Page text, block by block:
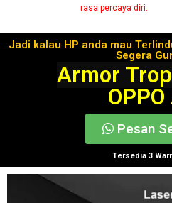
rasa percaya diri.
Jadi kalau HP anda mau
Segera
Armor
Pesan
Tersedia 3